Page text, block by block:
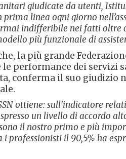
giudicate da utenti,
linea ogni giorno
indifferibile nei fatti oltre
più funzionale di
la più grande
le performance dei servizi
conferma il suo giudizio
ottiene: sull’indicatore
un livello di accordo
il nostro primo e più
professionisti il 90,5% ha